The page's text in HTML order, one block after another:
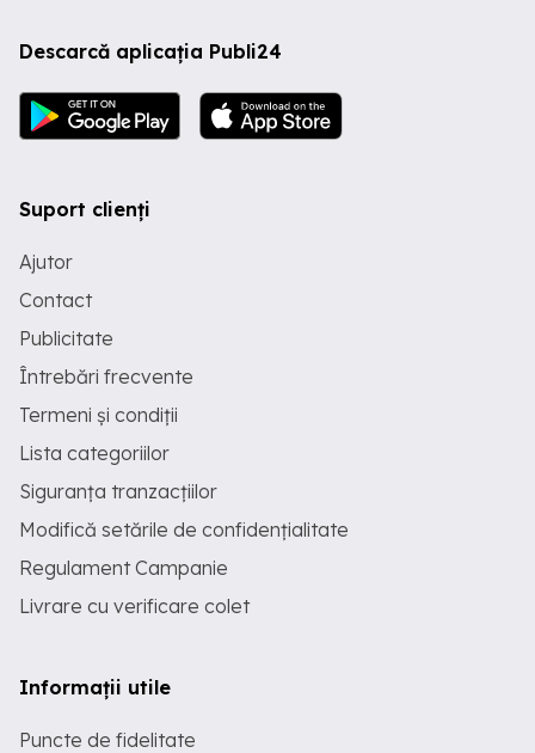
Descarcă aplicația Publi24
Suport clienți
Ajutor
Contact
Publicitate
Întrebări frecvente
Termeni și condiții
Lista categoriilor
Siguranța tranzacțiilor
Modifică setările de confidențialitate
Regulament Campanie
Livrare cu verificare colet
Informații utile
Puncte de fidelitate